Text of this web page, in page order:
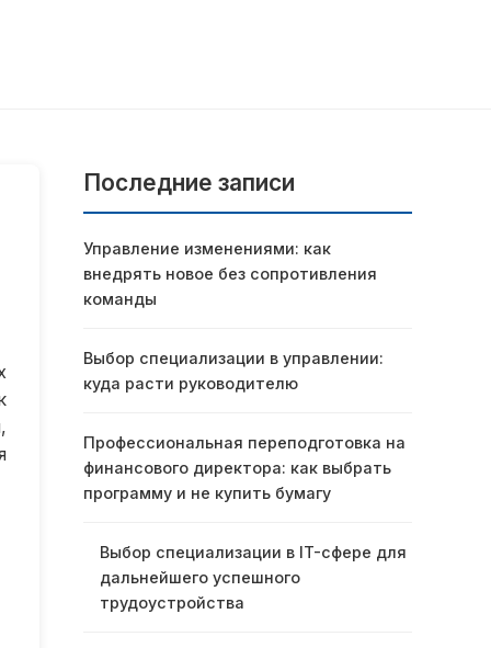
Последние записи
Управление изменениями: как
внедрять новое без сопротивления
команды
Выбор специализации в управлении:
куда расти руководителю
Профессиональная переподготовка на
финансового директора: как выбрать
программу и не купить бумагу
Выбор специализации в IT-сфере для
дальнейшего успешного
трудоустройства